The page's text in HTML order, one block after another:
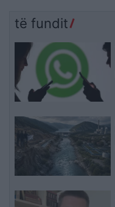
të fundit